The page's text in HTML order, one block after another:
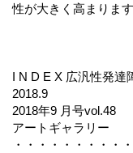
性が大きく高まります
I N D E X 広汎性発達
2018.9
2018年9 月号vol.48
アートギャラリー
・・・・・・・・・